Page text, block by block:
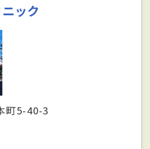
ック
町5-40-3